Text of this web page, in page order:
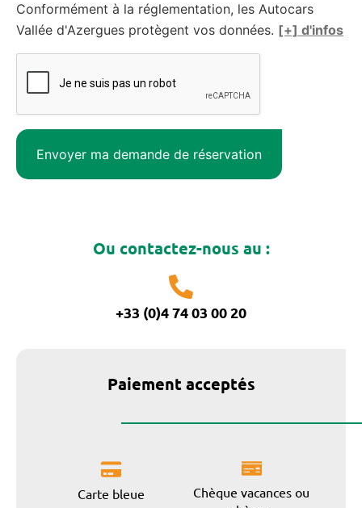
Conformément à la réglementation, les Autocars
Vallée d'Azergues protègent vos données. [+] d'infos
Ou contactez-nous au :
+33 (0)4 74 03 00 20
Paiement acceptés
Carte bleue
Chèque vacances ou